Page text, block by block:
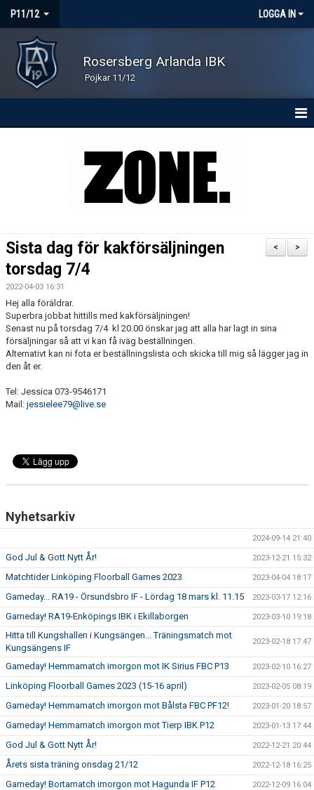
P11/12 LOGGA IN
Rosersberg Arlanda IBK
Pojkar 11/12
MATCHER
TRUPPEN
BILDGALLERI
DOKUMENT
>
<
Sista dag för kakförsäljningen
torsdag 7/4
2022-04-03 16:31
Hej alla föräldrar.
Superbra jobbat hittills med kakförsäljningen!
Senast nu på torsdag 7/4 kl 20.00 önskar jag att alla har lagt in sina
försäljningar så att vi kan få iväg beställningen.
Alternativt kan ni fota er beställningslista och skicka till mig så lägger jag in
den åt er.
Tel: Jessica 073-9546171
Mail: jessielee79@live.se
Nyhetsarkiv
2024-09-14 21:40
God Jul & Gott Nytt År! 2023-12-21 15:32
Matchtider Linköping Floorball Games 2023 2023-04-04 18:17
Gameday... RA19 - Örsundsbro IF - Lördag 18 mars kl. 11.15 2023-03-17 12:16
Gameday! RA19-Enköpings IBK i Ekillaborgen 2023-03-10 19:18
Hitta till Kungshallen i Kungsängen... Träningsmatch mot
Kungsängens IF
2023-02-18 17:47
Gameday! Hemmamatch imorgon mot IK Sirius FBC P13 2023-02-10 16:27
Linköping Floorball Games 2023 (15-16 april) 2023-02-05 08:19
Gameday! Hemmamatch imorgon mot Bålsta FBC PF12! 2023-01-20 18:57
Gameday! Hemmamatch imorgon mot Tierp IBK P12 2023-01-13 17:44
God Jul & Gott Nytt År! 2022-12-21 20:44
Årets sista träning onsdag 21/12 2022-12-18 16:25
Gameday! Bortamatch imorgon mot Hagunda IF P12 2022-12-09 16:04